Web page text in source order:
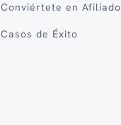
Conviértete en Afiliado
Casos de Éxito